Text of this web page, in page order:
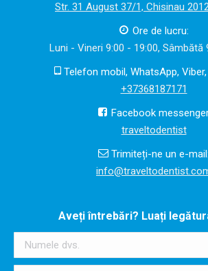
Str. 31 August 37/1, Chisinau
Ore de lucru:
Luni - Vineri 9:00 - 19:00, Sâmbătă
Telefon mobil, WhatsApp,
+37368187171
Facebook
traveltodentist
Trimiteți-ne un e-mail:
Aveți întrebări? Luați